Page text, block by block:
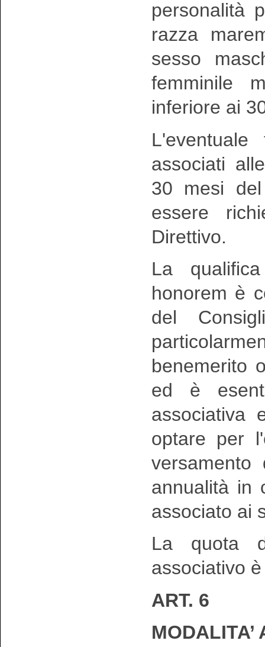
personalità
razza
sesso
femminile
inferiore ai
associati
30 mesi
essere
Direttivo.
La
honorem è
del
benemerito
ed è
associativa
optare per
annualità in
associato ai
La quota
associativo
ART. 6
MODALITA’